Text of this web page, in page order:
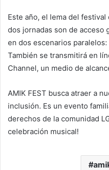
Este año, el lema del festival
dos jornadas son de acceso
en dos escenarios paralelos:
También se transmitirá en
Channel, un medio de
AMIK FEST busca atraer a
inclusión. Es un evento
derechos de la comunidad
celebración musical!